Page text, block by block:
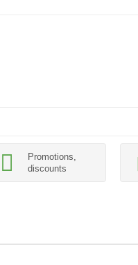
Promotions,
discounts